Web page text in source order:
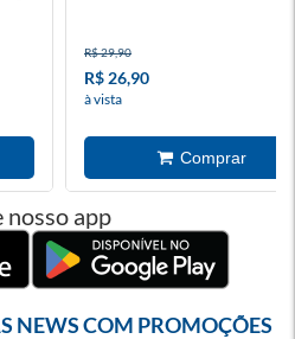
R$ 29,90
R$ 26,90
à vista
nosso app
NEWS COM PROMOÇÕES